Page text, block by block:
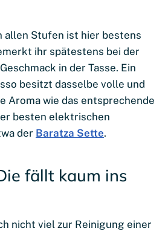
allen Stufen ist hier bestens
ihr spätestens bei der
in der Tasse. Ein
besitzt dasselbe volle und
Aroma wie das entsprechende
besten elektrischen
der Baratza Sette.
fällt kaum ins
nicht viel zur Reinigung einer